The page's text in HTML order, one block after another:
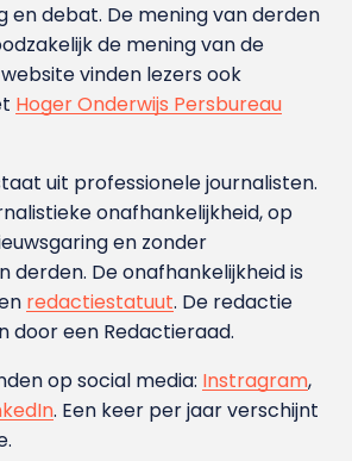
en debat. De mening van derden
de mening van de
vinden lezers ook
Hoger Onderwijs Persbureau
uit professionele journalisten.
onafhankelijkheid, op
en zonder
derden. De onafhankelijkheid is
redactiestatuut. De redactie
door een Redactieraad.
op social media: Instragram,
. Een keer per jaar verschijnt